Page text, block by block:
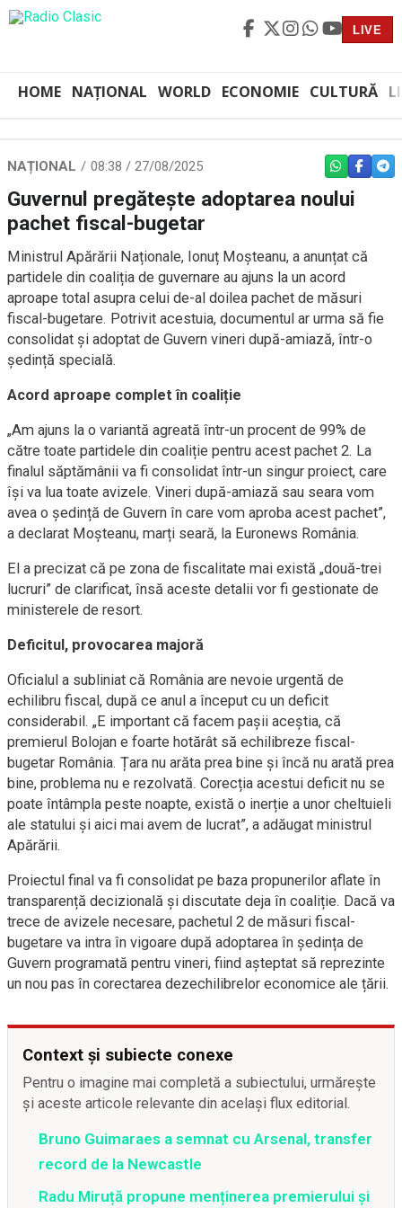
LIVE
HOME NAȚIONAL WORLD ECONOMIE CULTURĂ
NAȚIONAL 08:38 / 27/08/2025 WHATSAPP
Guvernul pregătește adoptarea noului
pachet fiscal-bugetar
Ministrul Apărării Naționale, Ionuț Moșteanu, a anunțat că
partidele din coaliția de guvernare au ajuns la un acord
aproape total asupra celui de-al doilea pachet de măsuri
fiscal-bugetare. Potrivit acestuia, documentul ar urma să fie
consolidat și adoptat de Guvern vineri după-amiază, într-o
ședință specială.
Acord aproape complet în coaliție
„Am ajuns la o variantă agreată într-un procent de 99% de
către toate partidele din coaliție pentru acest pachet 2. La
finalul săptămânii va fi consolidat într-un singur proiect, care
își va lua toate avizele. Vineri după-amiază sau seara vom
avea o ședință de Guvern în care vom aproba acest pachet”,
a declarat Moșteanu, marți seară, la Euronews România.
El a precizat că pe zona de fiscalitate mai există „două-trei
lucruri” de clarificat, însă aceste detalii vor fi gestionate de
ministerele de resort.
Deficitul, provocarea majoră
Oficialul a subliniat că România are nevoie urgentă de
echilibru fiscal, după ce anul a început cu un deficit
considerabil. „E important că facem pașii aceștia, că
premierul Bolojan e foarte hotărât să echilibreze fiscal-
bugetar România. Țara nu arăta prea bine și încă nu arată prea
bine, problema nu e rezolvată. Corecția acestui deficit nu se
poate întâmpla peste noapte, există o inerție a unor cheltuieli
ale statului și aici mai avem de lucrat”, a adăugat ministrul
Apărării.
Proiectul final va fi consolidat pe baza propunerilor aflate în
transparență decizională și discutate deja în coaliție. Dacă va
trece de avizele necesare, pachetul 2 de măsuri fiscal-
bugetare va intra în vigoare după adoptarea în ședința de
Guvern programată pentru vineri, fiind așteptat să reprezinte
un nou pas în corectarea dezechilibrelor economice ale țării.
Context și subiecte conexe
Pentru o imagine mai completă a subiectului, urmărește
și aceste articole relevante din același flux editorial.
Bruno Guimaraes a semnat cu Arsenal, transfer
record de la Newcastle
Radu Miruță propune menținerea premierului și